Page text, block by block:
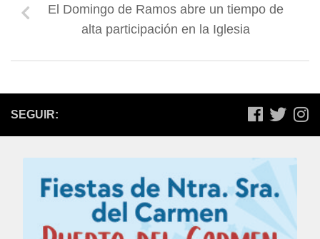
El Domingo de Ramos abre un tiempo de
alta participación en la Iglesia
SEGUIR: